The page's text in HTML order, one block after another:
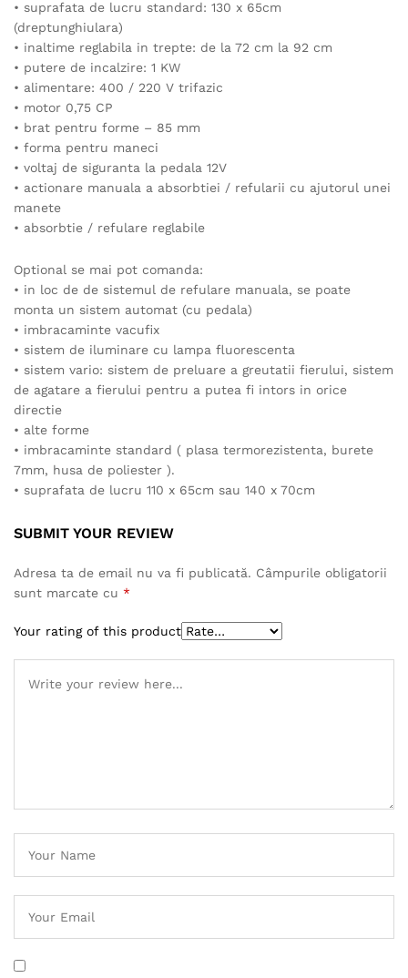
• suprafata de lucru standard: 130 x 65cm
(dreptunghiulara)
• inaltime reglabila in trepte: de la 72 cm la 92 cm
• putere de incalzire: 1 KW
• alimentare: 400 / 220 V trifazic
• motor 0,75 CP
• brat pentru forme – 85 mm
• forma pentru maneci
• voltaj de siguranta la pedala 12V
• actionare manuala a absorbtiei / refularii cu ajutorul unei
manete
• absorbtie / refulare reglabile
Optional se mai pot comanda:
• in loc de de sistemul de refulare manuala, se poate
monta un sistem automat (cu pedala)
• imbracaminte vacufix
• sistem de iluminare cu lampa fluorescenta
• sistem vario: sistem de preluare a greutatii fierului, sistem
de agatare a fierului pentru a putea fi intors in orice
directie
• alte forme
• imbracaminte standard ( plasa termorezistenta, burete
7mm, husa de poliester ).
• suprafata de lucru 110 x 65cm sau 140 x 70cm
SUBMIT YOUR REVIEW
Adresa ta de email nu va fi publicată. Câmpurile obligatorii
sunt marcate cu *
Your rating of this product